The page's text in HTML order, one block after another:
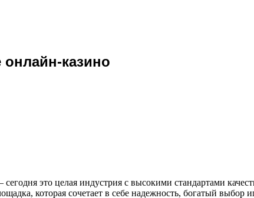
казино
это целая индустрия с высокими стандартами
которая сочетает в себе надежность, богатый выбор